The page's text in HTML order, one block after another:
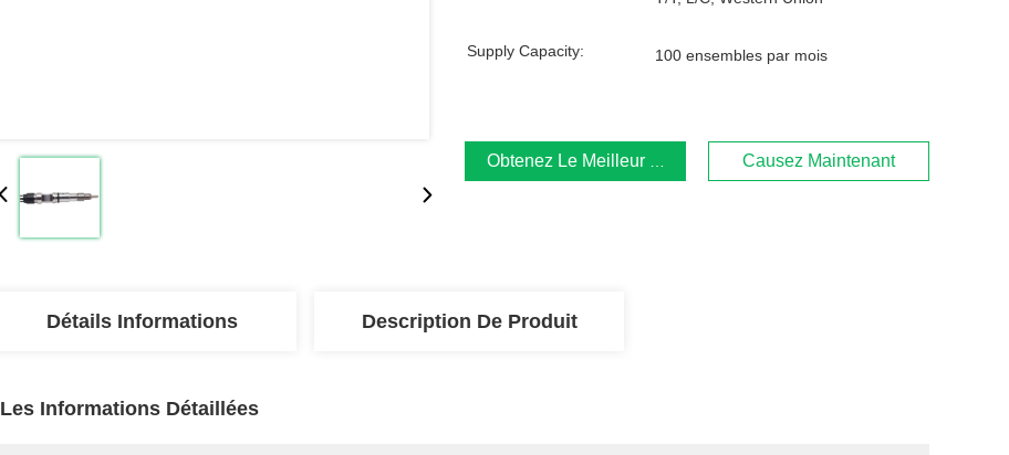
Supply Capacity: 100 ensembles par mois
Obtenez Le Meilleur Prix Causez Maintenant
Détails Informations Description De Produit
Les Informations Détaillées